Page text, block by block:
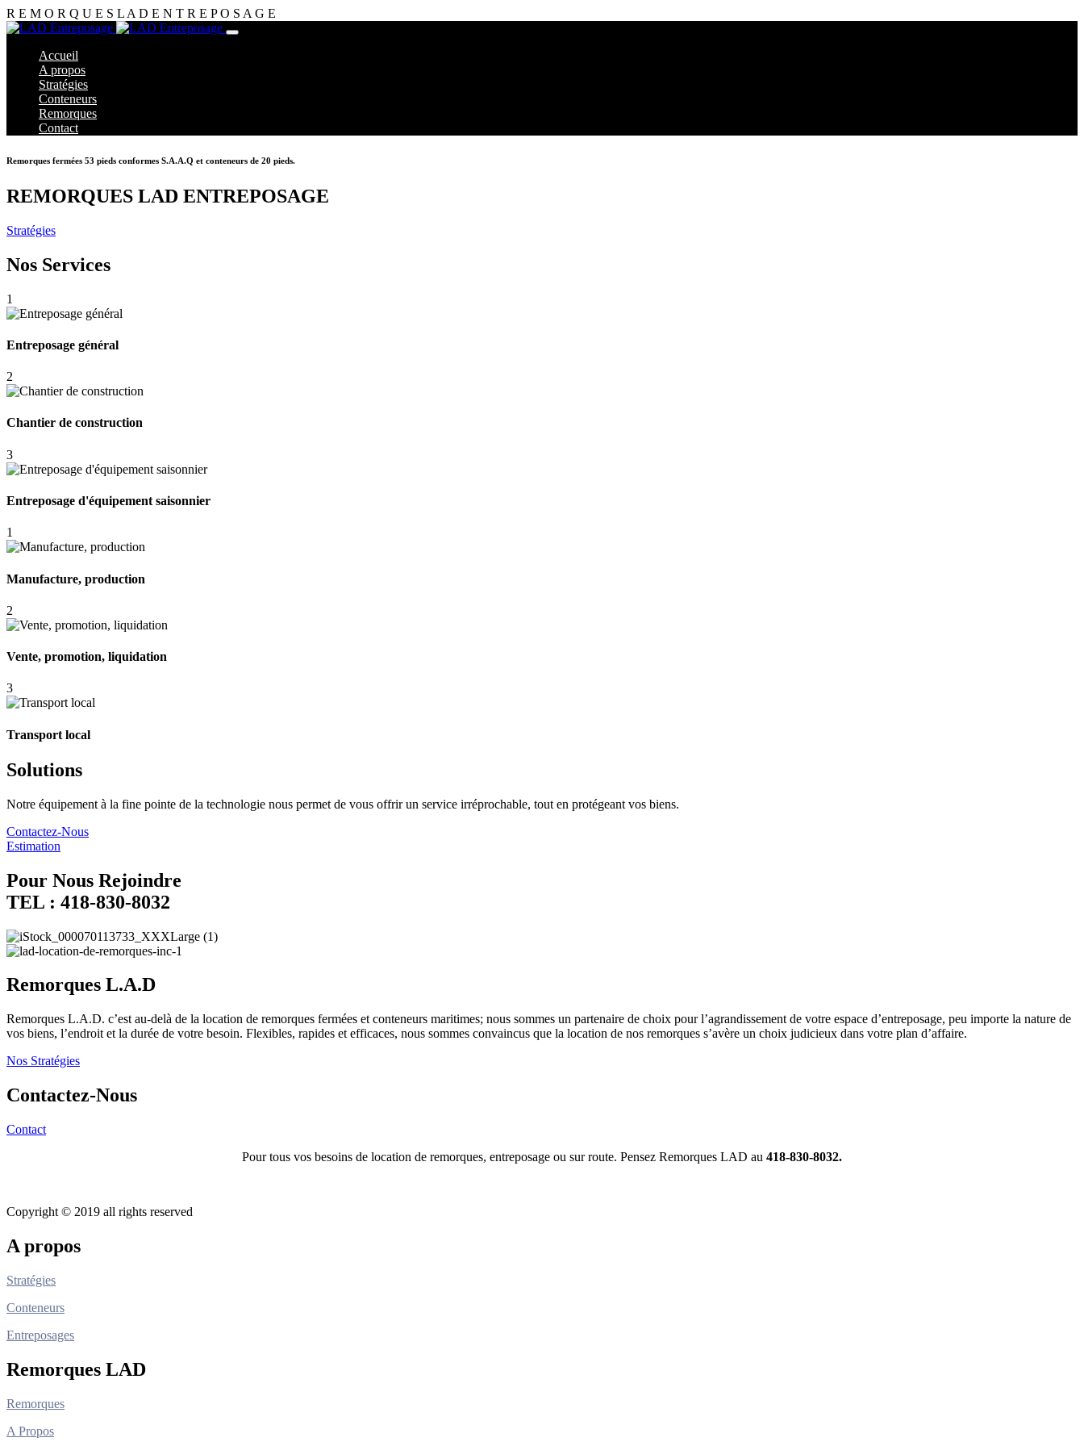
R E M O R Q U E S L A D E N T R E PO S A G E
Accueil
A propos
Stratégies
Conteneurs
Remorques
Contact
Remorques fermées 53 pieds conformes S.A.A.Q et conteneurs de 20 pieds.
REMORQUES LAD ENTREPOSAGE
Stratégies
Nos Services
1
Entreposage général
2
Chantier de construction
3
Entreposage d'équipement saisonnier
1
Manufacture, production
2
Vente, promotion, liquidation
3
Transport local
Solutions
Notre équipement à la fine pointe de la technologie nous permet de vous offrir un service irréprochable, tout en protégeant vos biens.
Contactez-Nous
Estimation
Pour Nous Rejoindre
TEL : 418-830-8032
Remorques L.A.D
Remorques L.A.D. c’est au-delà de la location de remorques fermées et conteneurs maritimes; nous sommes un partenaire de choix pour l’agrandissement de votre espace d’entreposage, peu importe la nature de
vos biens, l’endroit et la durée de votre besoin. Flexibles, rapides et efficaces, nous sommes convaincus que la location de nos remorques s’avère un choix judicieux dans votre plan d’affaire.
Nos Stratégies
Contactez-Nous
Contact
Pour tous vos besoins de location de remorques, entreposage ou sur route. Pensez Remorques LAD au 418-830-8032.
Copyright © 2019 all rights reserved
A propos
Stratégies
Conteneurs
Entreposages
Remorques LAD
Remorques
A Propos